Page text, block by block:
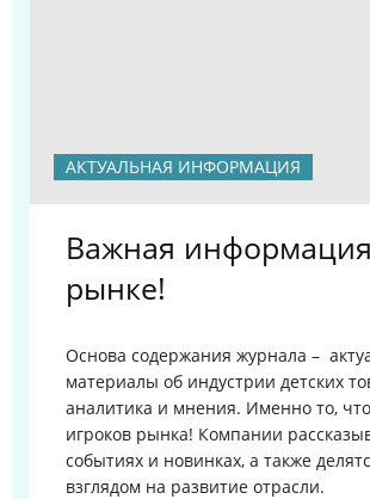
АКТУАЛЬНАЯ ИНФОРМАЦИЯ
Важная
рынке!
Основа содержания журнала –
материалы об индустрии детских
аналитика и мнения. Именно то,
игроков рынка! Компании
событиях и новинках, а также
взглядом на развитие отрасли.